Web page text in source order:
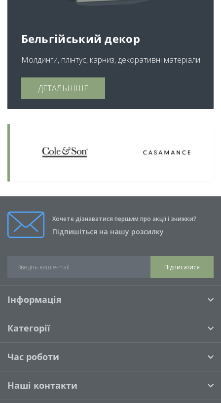
Бельгійський декор
Молдинги, плінтус, карниз, декоративні матеріали
ДЕТАЛЬНІШЕ
Хочете дізнаватися першим про акції і знижки?
Підпишіться на нашу розсилку
Підписатися
Інформація
Категорії
Час роботи
Наші контакти